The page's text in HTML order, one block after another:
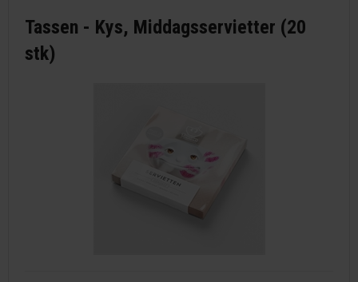
Tassen - Kys, Middagsservietter (20
stk)